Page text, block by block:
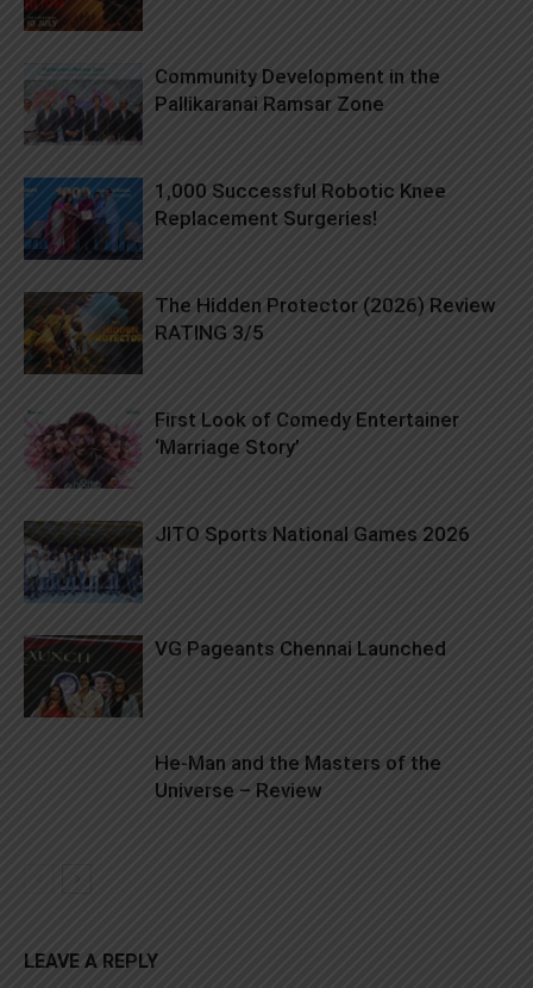
Community Development in the
Pallikaranai Ramsar Zone
1,000 Successful Robotic Knee
Replacement Surgeries!
The Hidden Protector (2026) Review
RATING 3/5
First Look of Comedy Entertainer
‘Marriage Story’
JITO Sports National Games 2026
VG Pageants Chennai Launched
He-Man and the Masters of the
Universe – Review
LEAVE A REPLY